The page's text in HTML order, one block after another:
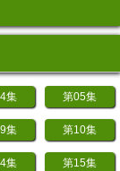
集 第05集
集 第10集
集 第15集